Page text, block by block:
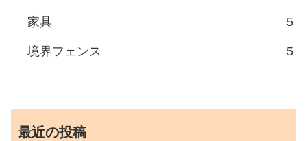
家具 5
境界フェンス 5
最近の投稿